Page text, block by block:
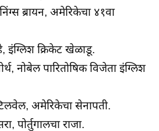
ब्रायन, अमेरिकेचा ४१वा
इंग्लिश क्रिकेट खेळाडू.
नोबेल पारितोषिक विजेता इंग्लिश
अमेरिकेचा सेनापती.
पोर्तुगालचा राजा.